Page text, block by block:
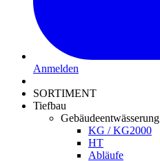
Anmelden
SORTIMENT
Tiefbau
Gebäudeentwässerung
KG / KG2000
HT
Abläufe